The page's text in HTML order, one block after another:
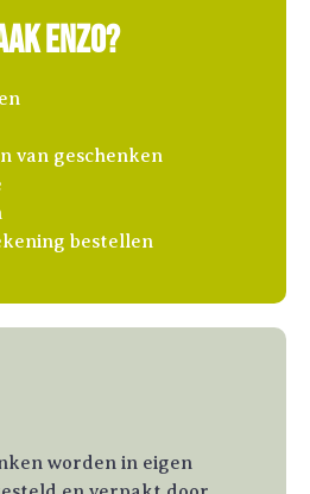
Enzo?
van geschenken
bestellen
worden in eigen